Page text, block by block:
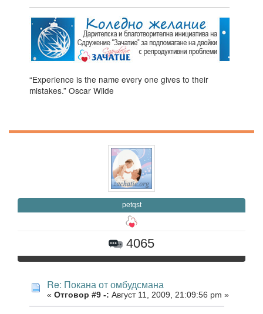
“Experience is the name every one gives to their
mistakes.” Oscar Wilde
petqst
4065
Re: Покана от омбудсмана
« Отговор #9 -: Август 11, 2009, 21:09:56 pm »